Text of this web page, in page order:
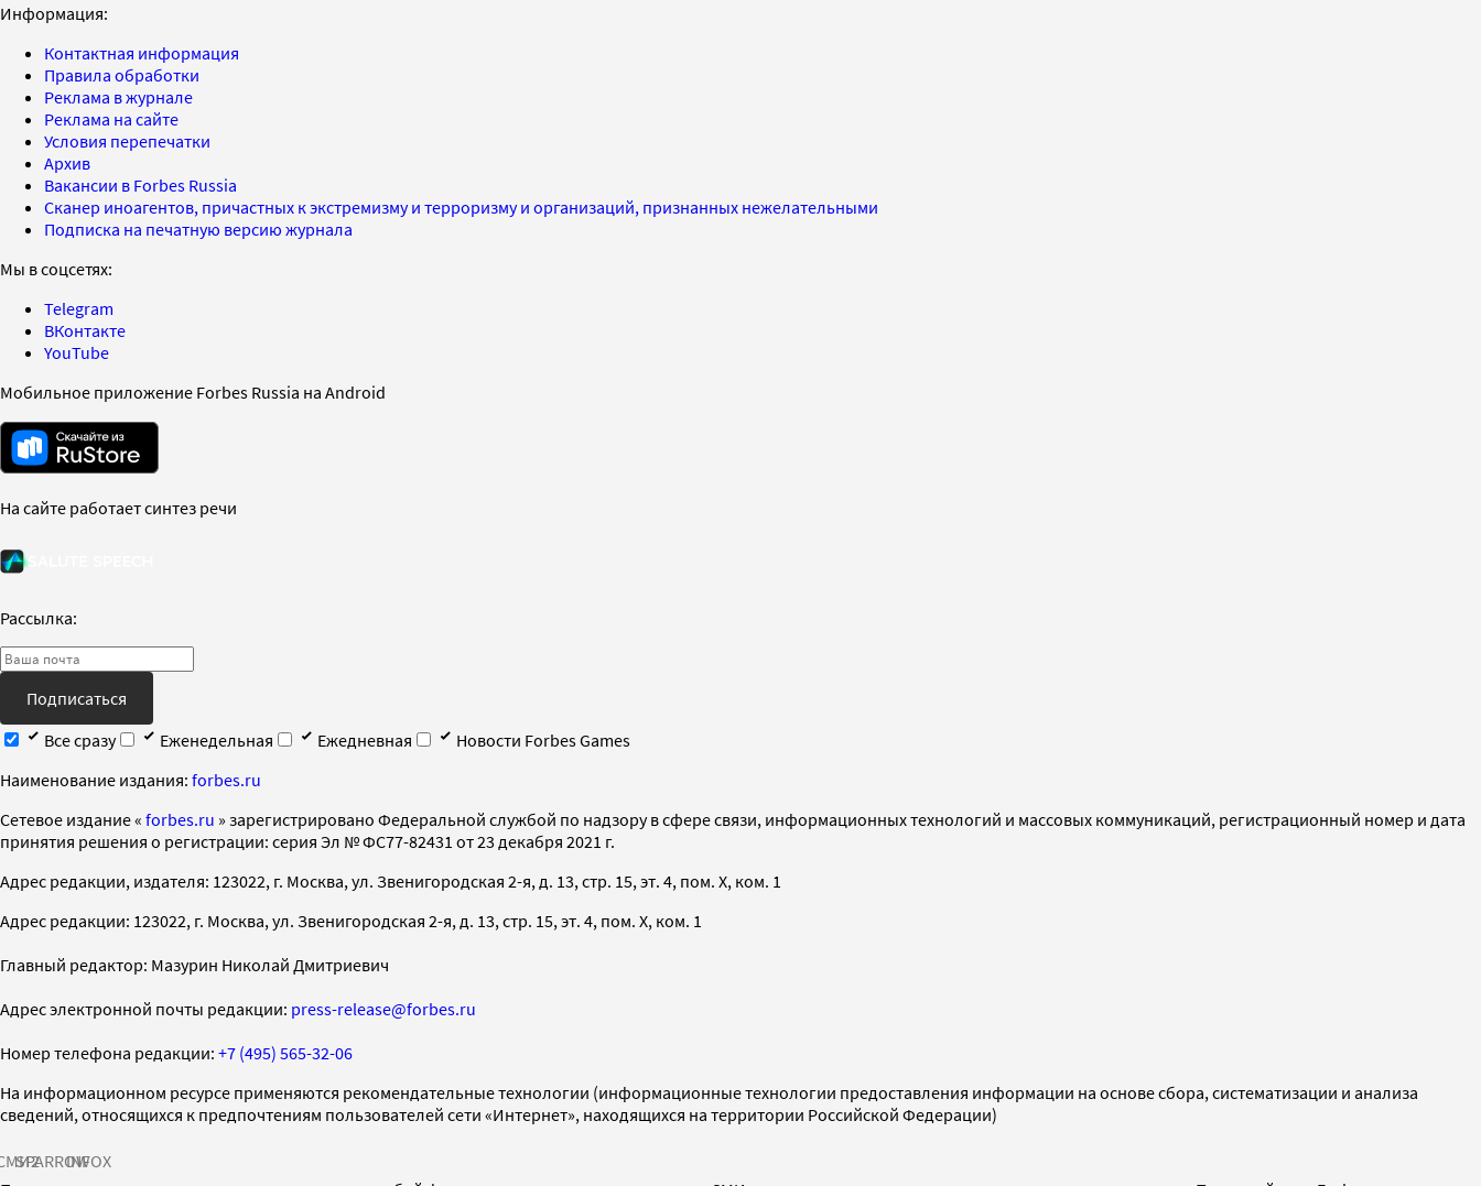
Информация:
Контактная информация
Правила обработки
Реклама в журнале
Реклама на сайте
Условия перепечатки
Архив
Вакансии в Forbes Russia
Сканер иноагентов, причастных к экстремизму и терроризму и организаций, признанных нежелательными
Подписка на печатную версию журнала
Мы в соцсетях:
Telegram
ВКонтакте
YouTube
Мобильное приложение Forbes Russia на Android
На сайте работает синтез речи
Рассылка:
Подписаться
Все сразу
Еженедельная Ежедневная
Новости Forbes Games
Наименование издания: forbes.ru
Cетевое издание « forbes.ru » зарегистрировано Федеральной службой по надзору в сфере связи, информационных технологий и массовых коммуникаций, регистрационный номер и дата
принятия решения о регистрации: серия Эл № ФС77-82431 от 23 декабря 2021 г.
Адрес редакции, издателя: 123022, г. Москва, ул. Звенигородская 2-я, д. 13, стр. 15, эт. 4, пом. X, ком. 1
Адрес редакции: 123022, г. Москва, ул. Звенигородская 2-я, д. 13, стр. 15, эт. 4, пом. X, ком. 1
Главный редактор: Мазурин Николай Дмитриевич
Адрес электронной почты редакции: press-release@forbes.ru
Номер телефона редакции: +7 (495) 565-32-06
На информационном ресурсе применяются рекомендательные технологии (информационные технологии предоставления информации на основе сбора, систематизации и анализа
сведений, относящихся к предпочтениям пользователей сети «Интернет», находящихся на территории Российской Федерации)
SPARROWINFOX